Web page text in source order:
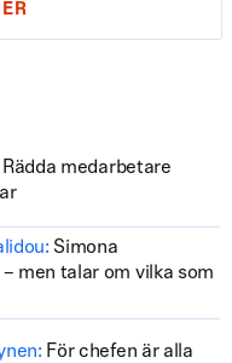
Rädda medarbetare
Simona
men talar om vilka som
För chefen är alla